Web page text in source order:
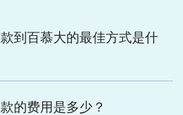
到百慕大的最佳方式是什
的费用是多少？